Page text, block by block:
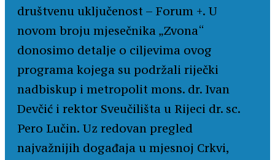
društvenu uključenost – Forum +. U
novom broju mjesečnika „Zvona“
donosimo detalje o ciljevima ovog
programa kojega su podržali riječki
nadbiskup i metropolit mons. dr. Ivan
Devčić i rektor Sveučilišta u Rijeci dr. sc.
Pero Lučin. Uz redovan pregled
najvažnijih događaja u mjesnoj Crkvi,